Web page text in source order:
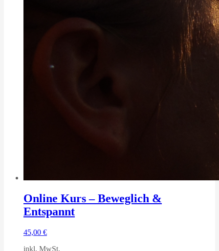
Online Kurs – Beweglich &
Entspannt
45,00 €
inkl. MwSt.